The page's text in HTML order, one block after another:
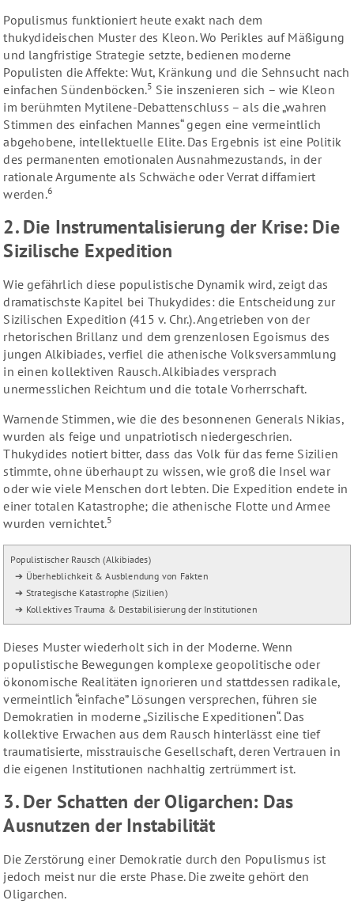
Populismus funktioniert heute exakt nach dem
thukydideischen Muster des Kleon. Wo Perikles auf Mäßigung
und langfristige Strategie setzte, bedienen moderne
Populisten die Affekte: Wut, Kränkung und die Sehnsucht nach
einfachen Sündenböcken.5 Sie inszenieren sich – wie Kleon
im berühmten Mytilene-Debattenschluss – als die „wahren
Stimmen des einfachen Mannes“ gegen eine vermeintlich
abgehobene, intellektuelle Elite. Das Ergebnis ist eine Politik
des permanenten emotionalen Ausnahmezustands, in der
rationale Argumente als Schwäche oder Verrat diffamiert
werden.6
2. Die Instrumentalisierung der Krise: Die
Sizilische Expedition
Wie gefährlich diese populistische Dynamik wird, zeigt das
dramatischste Kapitel bei Thukydides: die Entscheidung zur
Sizilischen Expedition (415 v. Chr.). Angetrieben von der
rhetorischen Brillanz und dem grenzenlosen Egoismus des
jungen Alkibiades, verfiel die athenische Volksversammlung
in einen kollektiven Rausch. Alkibiades versprach
unermesslichen Reichtum und die totale Vorherrschaft.
Warnende Stimmen, wie die des besonnenen Generals Nikias,
wurden als feige und unpatriotisch niedergeschrien.
Thukydides notiert bitter, dass das Volk für das ferne Sizilien
stimmte, ohne überhaupt zu wissen, wie groß die Insel war
oder wie viele Menschen dort lebten. Die Expedition endete in
einer totalen Katastrophe; die athenische Flotte und Armee
wurden vernichtet.5
Populistischer Rausch (Alkibiades)
  ➔ Überheblichkeit & Ausblendung von Fakten
  ➔ Strategische Katastrophe (Sizilien)
Dieses Muster wiederholt sich in der Moderne. Wenn
populistische Bewegungen komplexe geopolitische oder
ökonomische Realitäten ignorieren und stattdessen radikale,
vermeintlich “einfache” Lösungen versprechen, führen sie
Demokratien in moderne „Sizilische Expeditionen“. Das
kollektive Erwachen aus dem Rausch hinterlässt eine tief
traumatisierte, misstrauische Gesellschaft, deren Vertrauen in
die eigenen Institutionen nachhaltig zertrümmert ist.
3. Der Schatten der Oligarchen: Das
Ausnutzen der Instabilität
Die Zerstörung einer Demokratie durch den Populismus ist
jedoch meist nur die erste Phase. Die zweite gehört den
Oligarchen.